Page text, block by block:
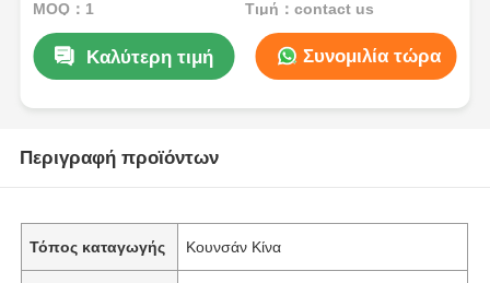
MOQ：1 Τιμή：contact us
Καλύτερη τιμή Συνομιλία τώρα
Περιγραφή προϊόντων
Τόπος καταγωγής Κουνσάν Κίνα